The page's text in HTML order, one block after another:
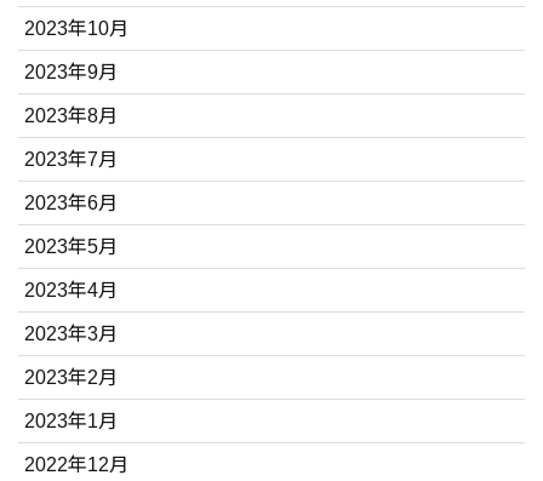
2023年10月
2023年9月
2023年8月
2023年7月
2023年6月
2023年5月
2023年4月
2023年3月
2023年2月
2023年1月
2022年12月